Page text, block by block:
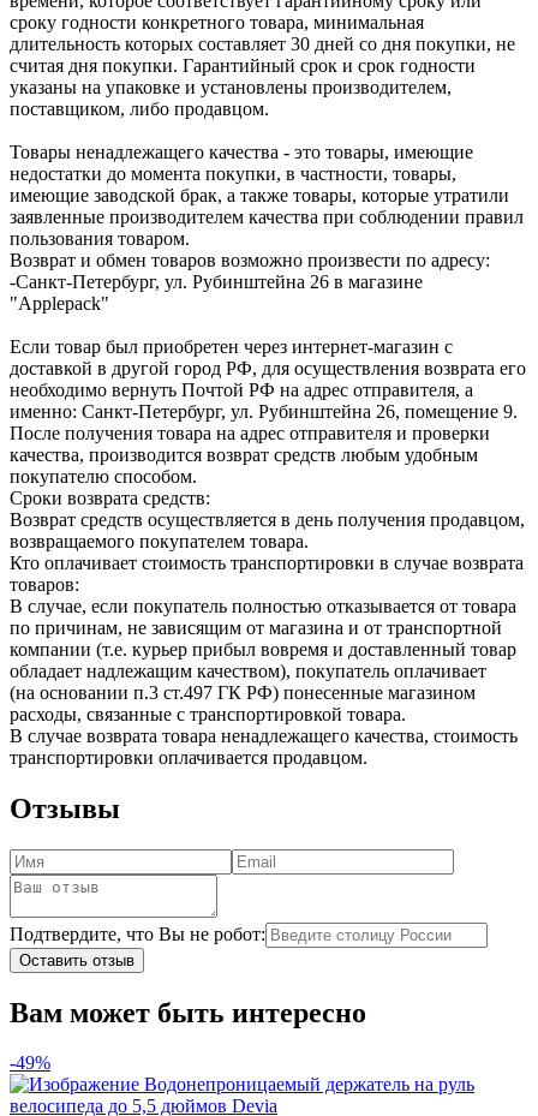
сроку годности конкретного товара, минимальная
длительность которых составляет 30 дней со дня покупки, не
считая дня покупки. Гарантийный срок и срок годности
указаны на упаковке и установлены производителем,
поставщиком, либо продавцом.
Товары ненадлежащего качества - это товары, имеющие
недостатки до момента покупки, в частности, товары,
имеющие заводской брак, а также товары, которые утратили
заявленные производителем качества при соблюдении правил
пользования товаром.
Возврат и обмен товаров возможно произвести по адресу:
-Санкт-Петербург, ул. Рубинштейна 26 в магазине
"Applepack"
Если товар был приобретен через интернет-магазин с
доставкой в другой город РФ, для осуществления возврата его
необходимо вернуть Почтой РФ на адрес отправителя, а
именно: Санкт-Петербург, ул. Рубинштейна 26, помещение 9.
После получения товара на адрес отправителя и проверки
качества, производится возврат средств любым удобным
покупателю способом.
Сроки возврата средств:
Возврат средств осуществляется в день получения продавцом,
возвращаемого покупателем товара.
Кто оплачивает стоимость транспортировки в случае возврата
товаров:
В случае, если покупатель полностью отказывается от товара
по причинам, не зависящим от магазина и от транспортной
компании (т.е. курьер прибыл вовремя и доставленный товар
обладает надлежащим качеством), покупатель оплачивает
(на основании п.3 ст.497 ГК РФ) понесенные магазином
расходы, связанные с транспортировкой товара.
В случае возврата товара ненадлежащего качества, стоимость
транспортировки оплачивается продавцом.
Отзывы
Подтвердите, что Вы не робот:
Оставить отзыв
Вам может быть интересно
-49%